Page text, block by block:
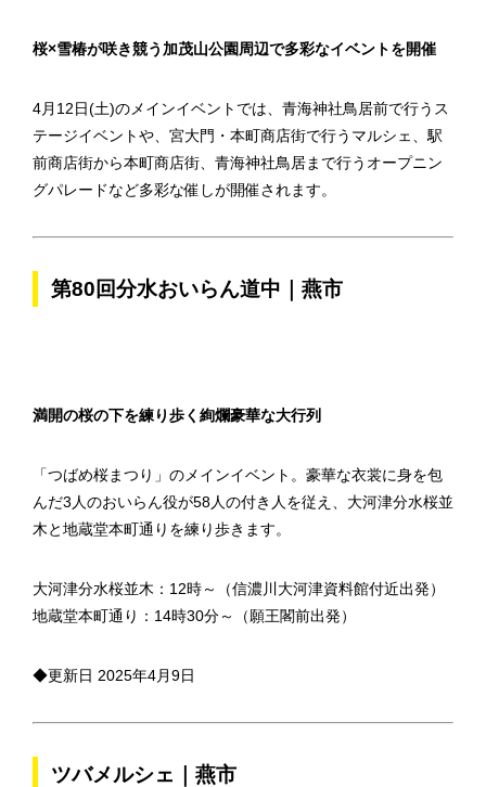
桜×雪椿が咲き競う加茂山公園周辺で多彩なイベントを開催
4月12日(土)のメインイベントでは、青海神社鳥居前で行うス
テージイベントや、宮大門・本町商店街で行うマルシェ、駅
前商店街から本町商店街、青海神社鳥居まで行うオープニン
グパレードなど多彩な催しが開催されます。
第80回分水おいらん道中｜燕市
満開の桜の下を練り歩く絢爛豪華な大行列
「つばめ桜まつり」のメインイベント。豪華な衣裳に身を包
んだ3人のおいらん役が58人の付き人を従え、大河津分水桜並
木と地蔵堂本町通りを練り歩きます。
大河津分水桜並木：12時～（信濃川大河津資料館付近出発）
地蔵堂本町通り：14時30分～（願王閣前出発）
◆更新日 2025年4月9日
ツバメルシェ｜燕市